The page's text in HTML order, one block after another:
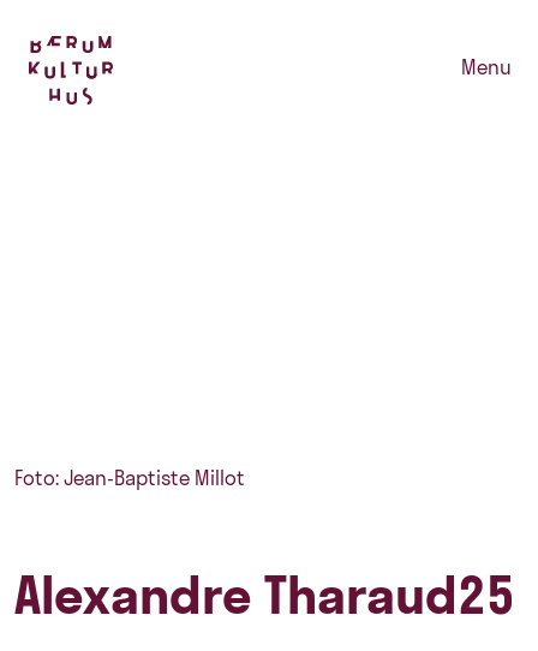
Menu
Foto: Jean-Baptiste Millot
Alexandre Tharaud25